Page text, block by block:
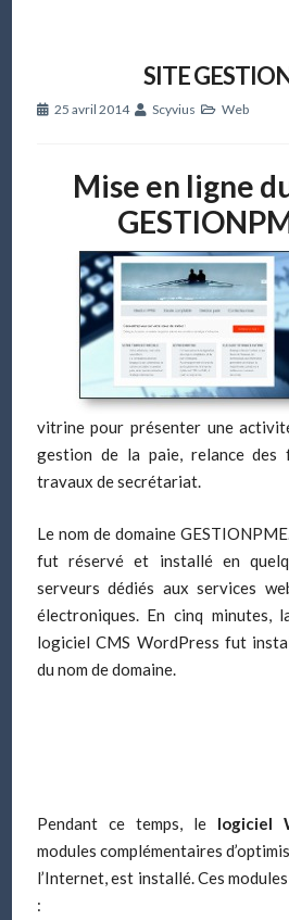
SITE
25 avril 2014 Scyvius Web
Mise en ligne
vitrine pour présenter une
gestion de la paie, relance des
travaux de secrétariat.
Le nom de domaine
fut réservé et installé en
serveurs dédiés aux services
électroniques. En cinq minutes,
logiciel CMS WordPress fut
du nom de domaine.
Pendant ce temps, le logiciel
modules complémentaires
l’Internet, est installé. Ces
: